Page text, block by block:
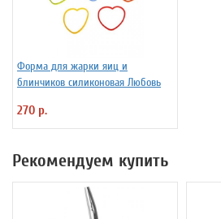
Форма для жарки яиц и
блинчиков силиконовая Любовь
270 р.
Рекомендуем купить